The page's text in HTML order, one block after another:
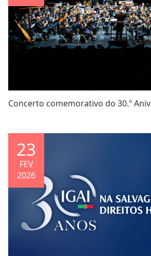
Concerto comemorativo do 30.º
23
FEV
2026